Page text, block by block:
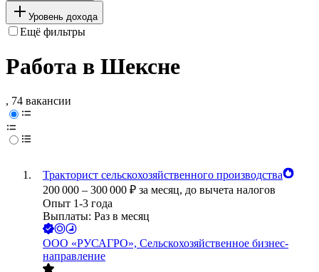
Уровень дохода
Ещё фильтры
Работа в Шексне
, 74 вакансии
Тракторист сельскохозяйственного производства
200 000 – 300 000 ₽ за месяц, до вычета налогов
Опыт 1-3 года
Выплаты: Раз в месяц
ООО «РУСАГРО», Сельскохозяйственное бизнес-
направление